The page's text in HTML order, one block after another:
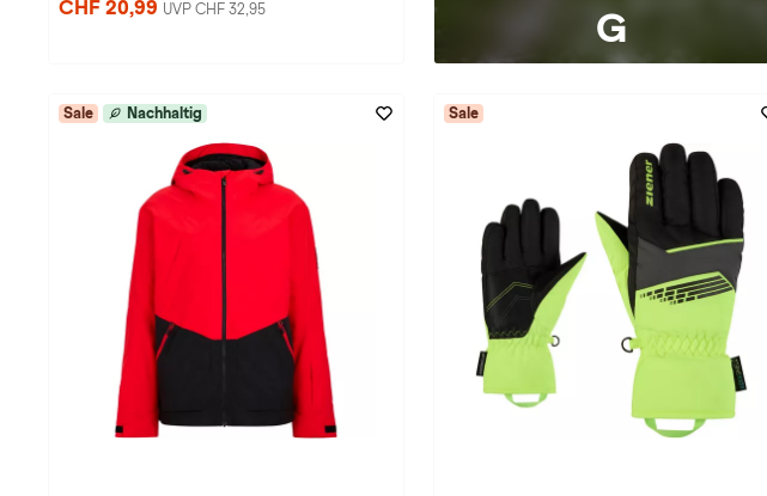
CHF 20,99 UVP CHF 32,95
G
Sale Nachhaltig Sale